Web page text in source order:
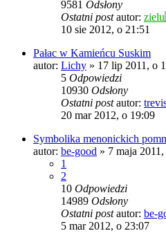
9581 Odsłony
Ostatni postautor: zielu
10 sie 2012, o 21:51
Pałac w Kamieńcu Suskim
autor: Lichy » 17 lip 2011, o
5 Odpowiedzi
10930 Odsłony
Ostatni postautor:
20 mar 2012, o 19:09
Symbolika menonickich
autor: be-good » 7 maja
1
2
10 Odpowiedzi
14989 Odsłony
Ostatni postautor: be-
5 mar 2012, o 23:07